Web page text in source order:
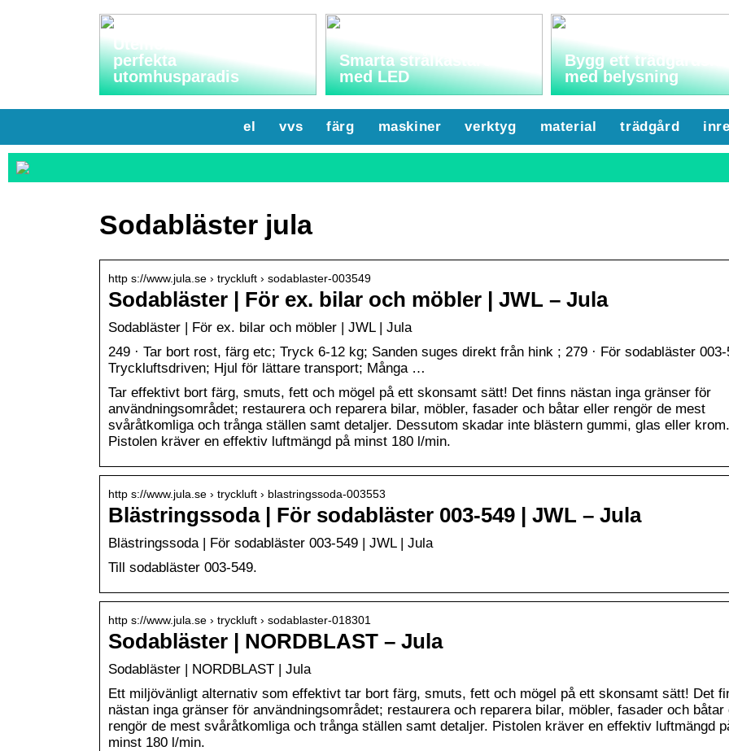
Utemöbler: Skapa ditt
perfekta
utomhusparadis
Smarta strålkastare
med LED
Bygg ett
med belysning
el vvs färg maskiner verktyg material trädgård
Sodabläster jula
http s://www.jula.se › tryckluft › sodablaster-003549
Sodabläster | För ex. bilar och möbler | JWL – Jula
Sodabläster | För ex. bilar och möbler | JWL | Jula
249 · Tar bort rost, färg etc; Tryck 6-12 kg; Sanden suges direkt från hink ; 279 · För sodabläster 003-
Tryckluftsdriven; Hjul för lättare transport; Många …
Tar effektivt bort färg, smuts, fett och mögel på ett skonsamt sätt! Det finns nästan inga gränser för
användningsområdet; restaurera och reparera bilar, möbler, fasader och båtar eller rengör de mest
svåråtkomliga och trånga ställen samt detaljer. Dessutom skadar inte blästern gummi, glas eller krom.
Pistolen kräver en effektiv luftmängd på minst 180 l/min.
http s://www.jula.se › tryckluft › blastringssoda-003553
Blästringssoda | För sodabläster 003-549 | JWL – Jula
Blästringssoda | För sodabläster 003-549 | JWL | Jula
Till sodabläster 003-549.
http s://www.jula.se › tryckluft › sodablaster-018301
Sodabläster | NORDBLAST – Jula
Sodabläster | NORDBLAST | Jula
Ett miljövänligt alternativ som effektivt tar bort färg, smuts, fett och mögel på ett skonsamt sätt! Det
nästan inga gränser för användningsområdet; restaurera och reparera bilar, möbler, fasader och båtar
rengör de mest svåråtkomliga och trånga ställen samt detaljer. Pistolen kräver en effektiv luftmängd
minst 180 l/min.